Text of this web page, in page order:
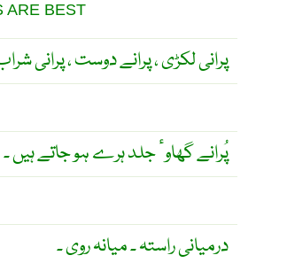
ARE BEST
پرانی لکڑی ، پرانے دوست ،
پُرانے گھاوٴ جلد ہرے ہو جاتے ہیں ۔
درمیانی راستہ ۔ میانہ روی ۔